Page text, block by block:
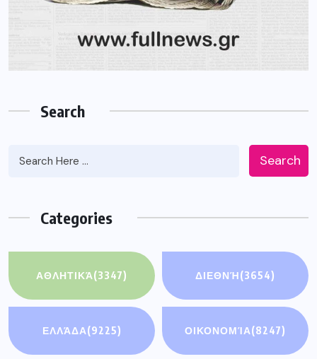
Search
Search
Categories
ΑΘΛΗΤΙΚΆ(3347) ΔΙΕΘΝΉ(3654)
ΕΛΛΆΔΑ(9225) ΟΙΚΟΝΟΜΊΑ(8247)